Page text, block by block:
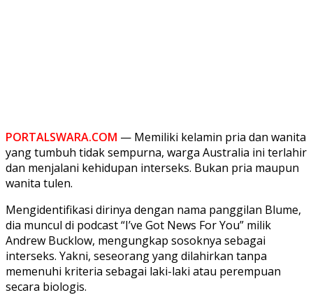
PORTALSWARA.COM — Memiliki kelamin pria dan wanita
yang tumbuh tidak sempurna, warga Australia ini terlahir
dan menjalani kehidupan interseks. Bukan pria maupun
wanita tulen.
Mengidentifikasi dirinya dengan nama panggilan Blume,
dia muncul di podcast “I’ve Got News For You” milik
Andrew Bucklow, mengungkap sosoknya sebagai
interseks. Yakni, seseorang yang dilahirkan tanpa
memenuhi kriteria sebagai laki-laki atau perempuan
secara biologis.